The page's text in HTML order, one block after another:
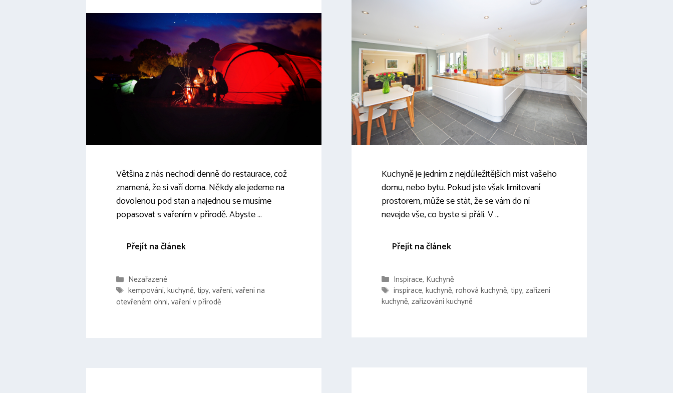
Většina z nás nechodí denně do restaurace, což
znamená, že si vaří doma. Někdy ale jedeme na
dovolenou pod stan a najednou se musíme
popasovat s vařením v přírodě. Abyste …
Přejít na článek
Rubriky
Nezařazené
Štítky
kempování,kuchyně,tipy,vaření,vaření na
otevřeném ohni, vaření v přírodě
Kuchyně je jedním z nejdůležitějších míst vašeho
domu, nebo bytu. Pokud jste však limitovaní
prostorem, může se stát, že se vám do ní
nevejde vše, co byste si přáli. V …
Přejít na článek
Rubriky
Inspirace, Kuchyně
Štítky
inspirace,kuchyně,rohová kuchyně,tipy,zařízení
kuchyně, zařizování kuchyně